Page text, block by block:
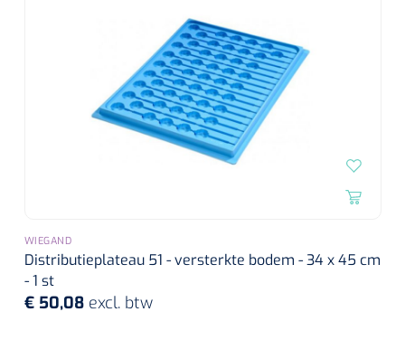
WIEGAND
Distributieplateau 51 - versterkte bodem - 34 x 45 cm
- 1 st
€ 50,08 excl. btw